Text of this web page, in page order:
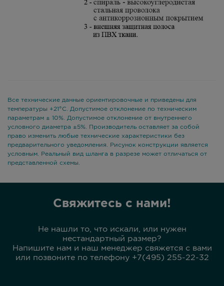
Все технические данные ориентировочные и приведены для
температуры +21°С. Допустимое отклонение по техническим
параметрам ± 10%. Допустимое отклонение от внутреннего
условного диаметра ±5%. Производитель оставляет за собой
право изменить любые технические характеристики без
предварительного уведомления. Рисунок конструкции является
условным. Реальный вид шланга в разрезе может отличаться от
представленной схемы.
Свяжитесь с нами!
Не нашли то, что искали, или нужен
нестандартный размер?
Напишите нам и наш менеджер свяжется с вами
или позвоните по телефону +7(495) 255-22-32